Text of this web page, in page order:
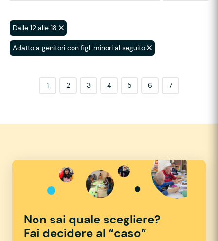
Dalle 12 alle 18
Adatto a genitori con figli minori al seguito
1 2 3 4 5 6 7
Non sai quale scegliere?
Fai decidere al “caso”